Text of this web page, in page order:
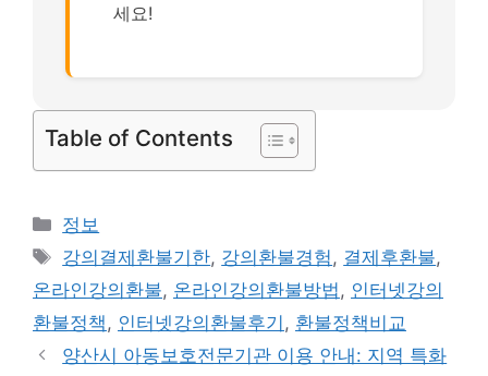
세요!
Table of Contents
카
테
리
정보
태
그
강의결제환불기한, 강의환불경험, 결제후환불,
온라인강의환불, 온라인강의환불방법, 인터넷강의
환불정책, 인터넷강의환불후기 , 환불정책비교
양산시 아동보호전문기관 이용 안내: 지역 특화